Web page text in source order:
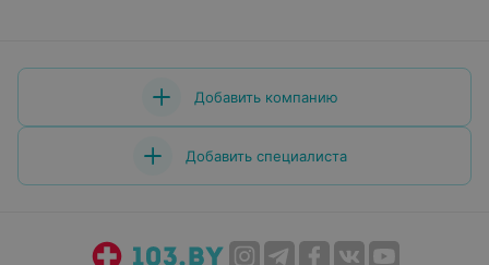
Добавить компанию
Добавить специалиста